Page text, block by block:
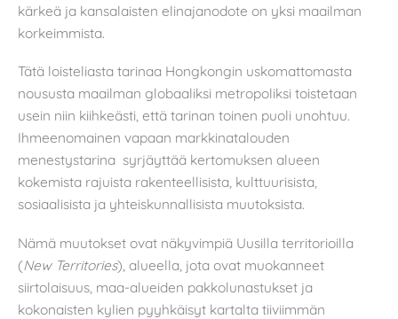
kärkeä ja kansalaisten elinajanodote on yksi maailman
korkeimmista.
Tätä loisteliasta tarinaa Hongkongin uskomattomasta
noususta maailman globaaliksi metropoliksi toistetaan
usein niin kiihkeästi, että tarinan toinen puoli unohtuu.
Ihmeenomainen vapaan markkinatalouden
menestystarina syrjäyttää kertomuksen alueen
kokemista rajuista rakenteellisista, kulttuurisista,
sosiaalisista ja yhteiskunnallisista muutoksista.
Nämä muutokset ovat näkyvimpiä Uusilla territorioilla
(New Territories), alueella, jota ovat muokanneet
siirtolaisuus, maa-alueiden pakkolunastukset ja
kokonaisten kylien pyyhkäisyt kartalta tiiviimmän